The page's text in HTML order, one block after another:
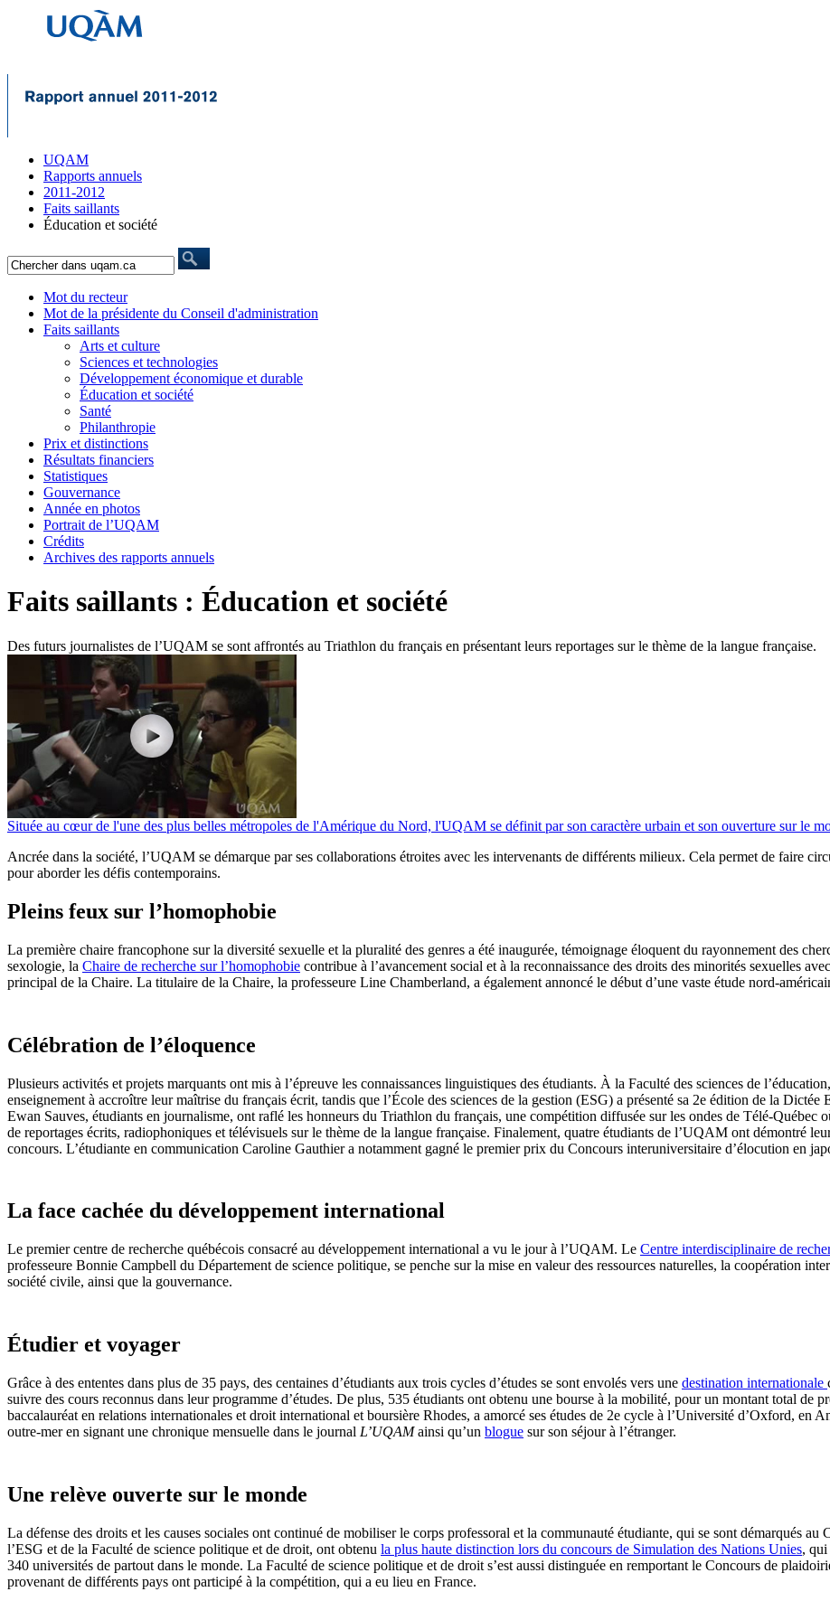
UQAM
Rapports annuels
2011-2012
Faits saillants
Éducation et société
Mot du recteur
Mot de la présidente du Conseil d'administration
Faits saillants
Arts et culture
Sciences et technologies
Développement économique et durable
Éducation et société
Santé
Philanthropie
Prix et distinctions
Résultats financiers
Statistiques
Gouvernance
Année en photos
Portrait de l’UQAM
Crédits
Archives des rapports annuels
Faits saillants : Éducation et société
Des futurs journalistes de l’UQAM se sont affrontés au Triathlon du français en présentant leurs reportages sur le thème de la langue française.
Située au cœur de l'une des plus belles métropoles de l'Amérique du Nord, l'UQAM se définit par son caractère urbain et son ouverture sur le
Ancrée dans la société, l’UQAM se démarque par ses collaborations étroites avec les intervenants de différents milieux. Cela permet de faire
pour aborder les défis contemporains.
Pleins feux sur l’homophobie
La première chaire francophone sur la diversité sexuelle et la pluralité des genres a été inaugurée, témoignage éloquent du rayonnement des
sexologie, la Chaire de recherche sur l’homophobie contribue à l’avancement social et à la reconnaissance des droits des minorités sexuelles
principal de la Chaire. La titulaire de la Chaire, la professeure Line Chamberland, a également annoncé le début d’une vaste étude nord-
Célébration de l’éloquence
Plusieurs activités et projets marquants ont mis à l’épreuve les connaissances linguistiques des étudiants. À la Faculté des sciences de l’éducation,
enseignement à accroître leur maîtrise du français écrit, tandis que l’École des sciences de la gestion (ESG) a présenté sa 2e édition de la
Ewan Sauves, étudiants en journalisme, ont raflé les honneurs du Triathlon du français, une compétition diffusée sur les ondes de Télé-Québec
de reportages écrits, radiophoniques et télévisuels sur le thème de la langue française. Finalement, quatre étudiants de l’UQAM ont démontré
concours. L’étudiante en communication Caroline Gauthier a notamment gagné le premier prix du Concours interuniversitaire d’élocution en
La face cachée du développement international
Le premier centre de recherche québécois consacré au développement international a vu le jour à l’UQAM. Le Centre interdisciplinaire de
professeure Bonnie Campbell du Département de science politique, se penche sur la mise en valeur des ressources naturelles, la coopération
société civile, ainsi que la gouvernance.
Étudier et voyager
Grâce à des ententes dans plus de 35 pays, des centaines d’étudiants aux trois cycles d’études se sont envolés vers une destination internationale
suivre des cours reconnus dans leur programme d’études. De plus, 535 étudiants ont obtenu une bourse à la mobilité, pour un montant total de
baccalauréat en relations internationales et droit international et boursière Rhodes, a amorcé ses études de 2e cycle à l’Université d’Oxford, en
outre-mer en signant une chronique mensuelle dans le journal L’UQAMainsi qu’un blogue sur son séjour à l’étranger.
Une relève ouverte sur le monde
La défense des droits et les causes sociales ont continué de mobiliser le corps professoral et la communauté étudiante, qui se sont démarqués
l’ESG et de la Faculté de science politique et de droit, ont obtenu la plus haute distinction lors du concours de Simulation des Nations Unies, qui
340 universités de partout dans le monde. La Faculté de science politique et de droit s’est aussi distinguée en remportant le Concours de
provenant de différents pays ont participé à la compétition, qui a eu lieu en France.